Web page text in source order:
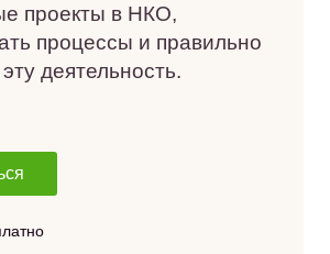
проекты в НКО,
процессы и правильно
деятельность.